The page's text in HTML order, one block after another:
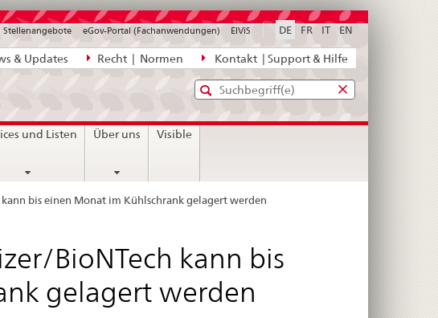
& Updates Recht | Normen Kontakt | Support & Hilfe
DE FR IT EN
Stellenangebote eGov-Portal (Fachanwendungen) ElViS
Standard-
Suche
Eingabefenster
diefür
und Listen Über uns Visible
bis einen Monat im Kühlschrank gelagert werden
BioNTech kann bis
gelagert werden